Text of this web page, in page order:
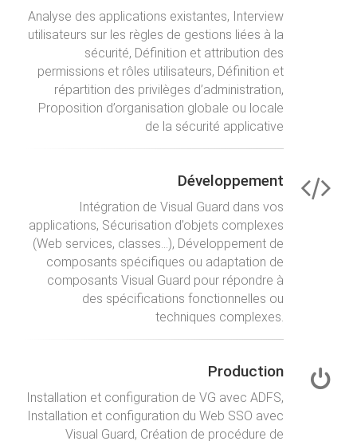
Analyse des applications existantes, Interview
utilisateurs sur les règles de gestions liées à la
sécurité, Définition et attribution des
permissions et rôles utilisateurs, Définition et
répartition des privilèges d’administration,
Proposition d’organisation globale ou locale
de la sécurité applicative
Développement
Intégration de Visual Guard dans vos
applications, Sécurisation d’objets complexes
(Web services, classes...), Développement de
composants spécifiques ou adaptation de
composants Visual Guard pour répondre à
des spécifications fonctionnelles ou
techniques complexes.
Production
Installation et configuration de VG avec ADFS,
Installation et configuration du Web SSO avec
Visual Guard, Création de procédure de